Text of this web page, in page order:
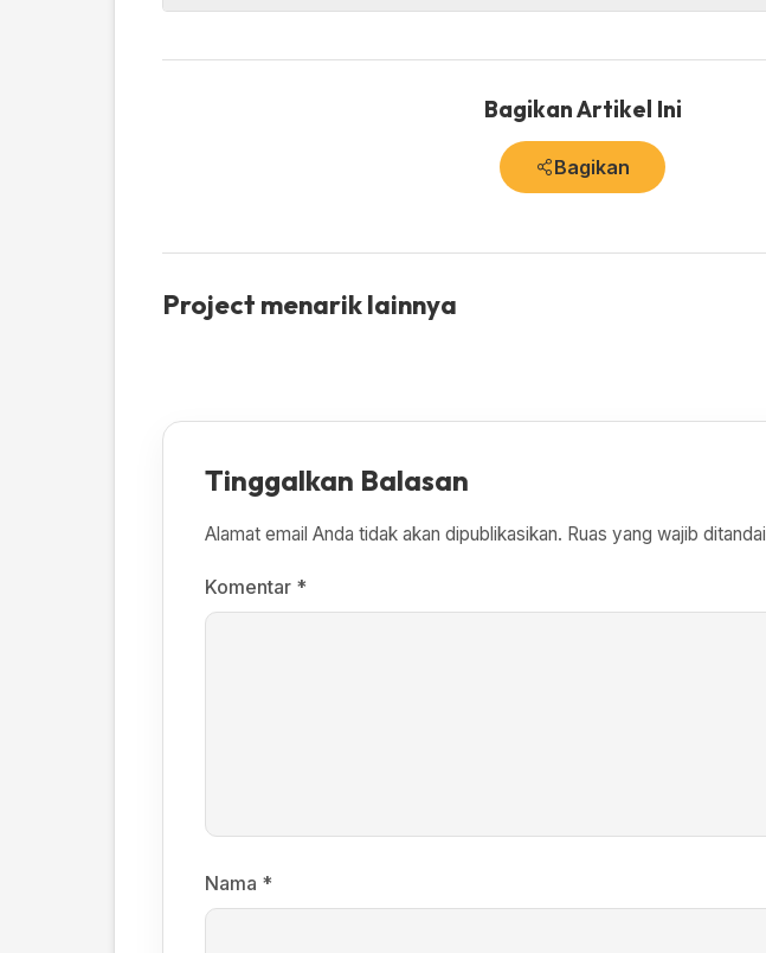
Bagikan Artikel Ini
Bagikan
Project menarik lainnya
Tinggalkan Balasan
Alamat email Anda tidak akan dipublikasikan. Ruas yang wajib ditandai
Komentar *
Nama *